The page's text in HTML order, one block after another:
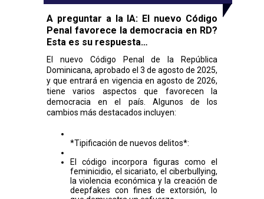
A preguntar a la IA: El nuevo Código
Penal favorece la democracia en RD?
Esta es su respuesta…
El nuevo Código Penal de la República
Dominicana, aprobado el 3 de agosto de 2025,
y que entrará en vigencia en agosto de 2026,
tiene varios aspectos que favorecen la
democracia en el país. Algunos de los
cambios más destacados incluyen:
*Tipificación de nuevos delitos*:
El código incorpora figuras como el
feminicidio, el sicariato, el ciberbullying,
la violencia económica y la creación de
deepfakes con fines de extorsión, lo